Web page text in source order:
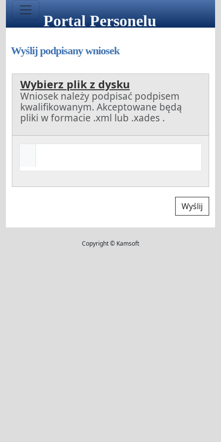
Portal Personelu
Wyślij podpisany wniosek
Wybierz plik z dysku
Wniosek należy podpisać podpisem
kwalifikowanym. Akceptowane będą
pliki w formacie .xml lub .xades .
Copyright © Kamsoft